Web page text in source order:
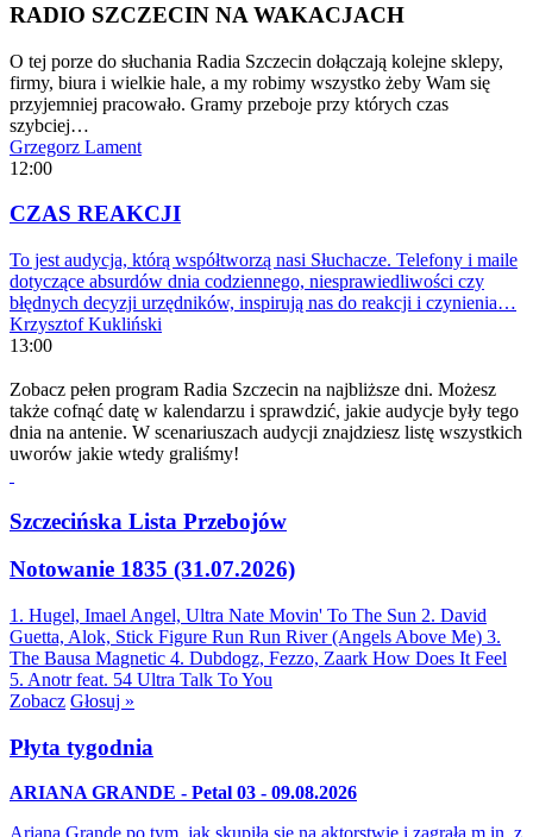
RADIO SZCZECIN NA WAKACJACH
O tej porze do słuchania Radia Szczecin dołączają kolejne sklepy,
firmy, biura i wielkie hale, a my robimy wszystko żeby Wam się
przyjemniej pracowało. Gramy przeboje przy których czas
szybciej…
Grzegorz Lament
12:00
CZAS REAKCJI
To jest audycja, którą współtworzą nasi Słuchacze. Telefony i maile
dotyczące absurdów dnia codziennego, niesprawiedliwości czy
błędnych decyzji urzędników, inspirują nas do reakcji i czynienia…
Krzysztof Kukliński
13:00
Zobacz pełen program Radia Szczecin na najbliższe dni. Możesz
także cofnąć datę w kalendarzu i sprawdzić, jakie audycje były tego
dnia na antenie. W scenariuszach audycji znajdziesz listę wszystkich
uworów jakie wtedy graliśmy!
Szczecińska Lista Przebojów
Notowanie 1835 (31.07.2026)
1. Hugel, Imael Angel, Ultra Nate Movin' To The Sun 2. David
Guetta, Alok, Stick Figure Run Run River (Angels Above Me) 3.
The Bausa Magnetic 4. Dubdogz, Fezzo, Zaark How Does It Feel
5. Anotr feat. 54 Ultra Talk To You
Zobacz Głosuj »
Płyta tygodnia
ARIANA GRANDE - Petal 03 - 09.08.2026